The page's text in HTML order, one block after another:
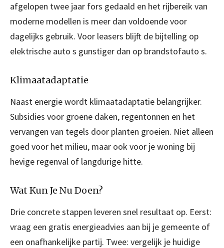
afgelopen twee jaar fors gedaald en het rijbereik van
moderne modellen is meer dan voldoende voor
dagelijks gebruik. Voor leasers blijft de bijtelling op
elektrische auto s gunstiger dan op brandstofauto s.
Klimaatadaptatie
Naast energie wordt klimaatadaptatie belangrijker.
Subsidies voor groene daken, regentonnen en het
vervangen van tegels door planten groeien. Niet alleen
goed voor het milieu, maar ook voor je woning bij
hevige regenval of langdurige hitte.
Wat Kun Je Nu Doen?
Drie concrete stappen leveren snel resultaat op. Eerst:
vraag een gratis energieadvies aan bij je gemeente of
een onafhankelijke partij. Twee: vergelijk je huidige